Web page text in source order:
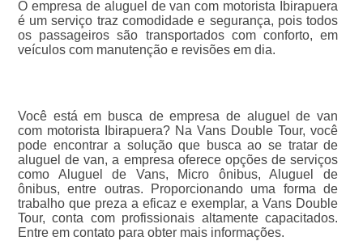
O empresa de aluguel de van com motorista Ibirapuera
é um serviço traz comodidade e segurança, pois todos
os passageiros são transportados com conforto, em
veículos com manutenção e revisões em dia.
Você está em busca de empresa de aluguel de van
com motorista Ibirapuera? Na Vans Double Tour, você
pode encontrar a solução que busca ao se tratar de
aluguel de van, a empresa oferece opções de serviços
como Aluguel de Vans, Micro ônibus, Aluguel de
ônibus, entre outras. Proporcionando uma forma de
trabalho que preza a eficaz e exemplar, a Vans Double
Tour, conta com profissionais altamente capacitados.
Entre em contato para obter mais informações.